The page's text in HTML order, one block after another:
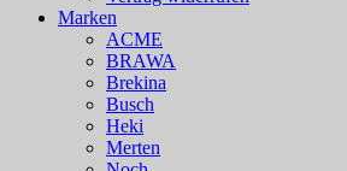
Marken
ACME
BRAWA
Brekina
Busch
Heki
Merten